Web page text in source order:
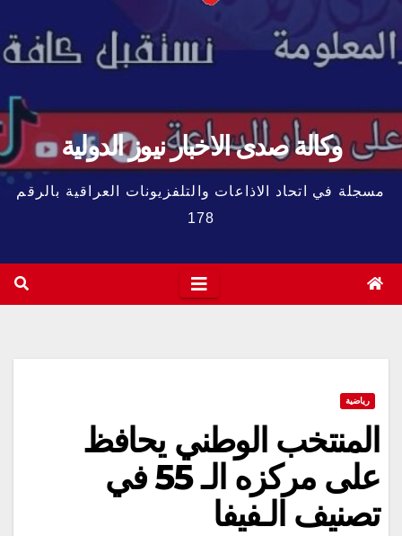
وكالة صدى الاخبار نيوز الدولية
مسجلة في اتحاد الاذاعات والتلفزيونات العراقية بالرقم
178
رياضية
المنتخب الوطني يحافظ
على مركزه الـ 55 في
تصنيف الـفيفا